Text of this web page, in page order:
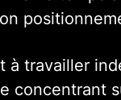
à travailler
concentrant